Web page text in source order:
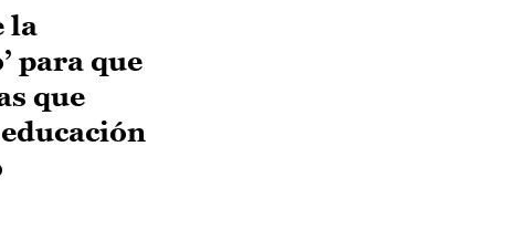
la
para que
que